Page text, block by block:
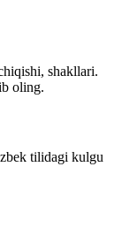
shakllari.
oling.
tilidagi kulgu